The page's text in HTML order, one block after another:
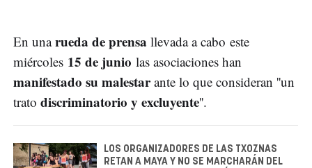
En unarueda de prensa llevada a cabo este
miércoles 15 de junio las asociaciones han
manifestado su malestarante lo que consideran ''un
trato discriminatorio y excluyente''.
LOS ORGANIZADORES DE LAS TXOZNAS
RETAN A MAYA Y NO SE MARCHARÁN DEL